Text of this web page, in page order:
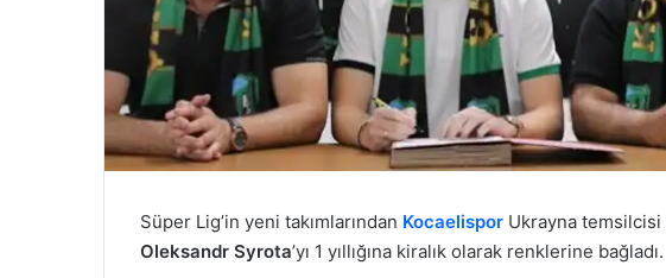
Süper Lig’in yeni takımlarından Kocaelispor Ukrayna temsilcisi
Oleksandr Syrota’yı 1 yıllığına kiralık olarak renklerine bağladı.